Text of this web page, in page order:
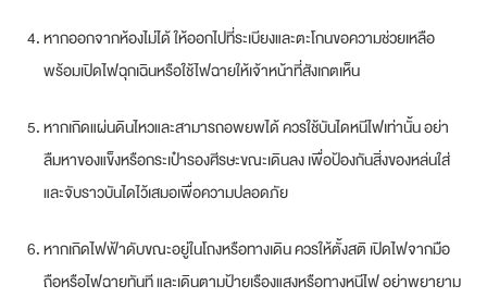
หากออกจากห้องไม่ได้ ให้ออกไปที่ระเบียงและตะโกนขอความช่วยเหลือ
พร้อมเปิดไฟฉุกเฉินหรือใช้ไฟฉายให้เจ้าหน้าที่สังเกตเห็น
หากเกิดแผ่นดินไหวและสามารถอพยพได้ ควรใช้บันไดหนีไฟเท่านั้น อย่า
ลืมหาของแข็งหรือกระเป๋ารองศีรษะขณะเดินลง เพื่อป้องกันสิ่งของหล่นใส่
และจับราวบันไดไว้เสมอเพื่อความปลอดภัย
หากเกิดไฟฟ้าดับขณะอยู่ในโถงหรือทางเดิน ควรให้ตั้งสติ เปิดไฟจากมือ
ถือหรือไฟฉายทันที และเดินตามป้ายเรืองแสงหรือทางหนีไฟ อย่าพยายาม